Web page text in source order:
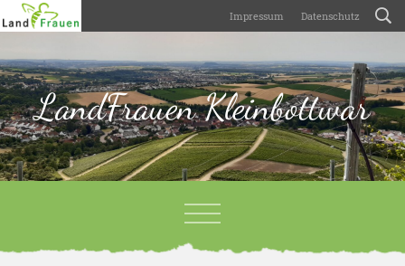
Impressum Datenschutz
LandFrauen Kleinbottwar